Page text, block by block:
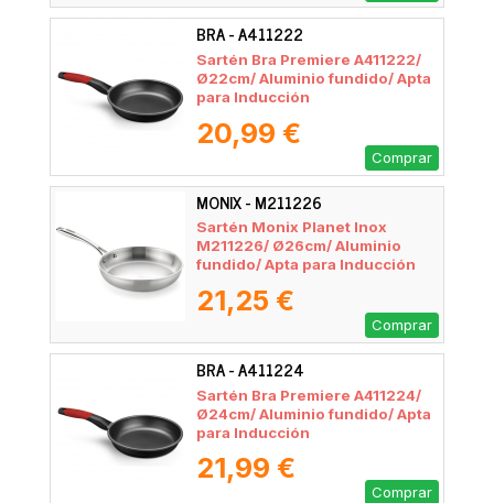
BRA - A411222
Sartén Bra Premiere A411222/
Ø22cm/ Aluminio fundido/ Apta
para Inducción
20,99 €
Comprar
MONIX - M211226
Sartén Monix Planet Inox
M211226/ Ø26cm/ Aluminio
fundido/ Apta para Inducción
21,25 €
Comprar
BRA - A411224
Sartén Bra Premiere A411224/
Ø24cm/ Aluminio fundido/ Apta
para Inducción
21,99 €
Comprar